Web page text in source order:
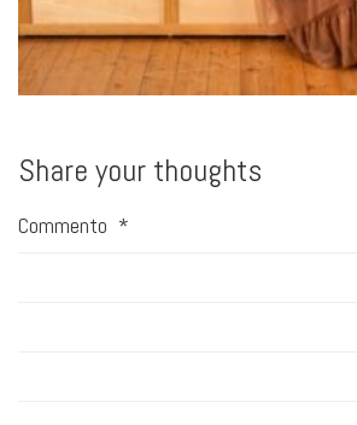
Share your thoughts
Commento *